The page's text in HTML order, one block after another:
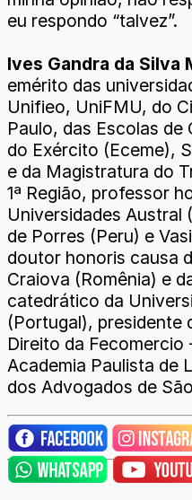
eu respondo “talvez”.
Ives Gandra da Silva
emérito das
Unifieo, UniFMU, do
Paulo, das Escolas
do Exército (Eceme),
e da Magistratura do
1ª Região, professor
Universidades Austral
de Porres (Peru) e
doutor honoris causa
Craiova (Romênia) e
catedrático da
(Portugal), presidente
Direito da Fecomercio
Academia Paulista de
dos Advogados de